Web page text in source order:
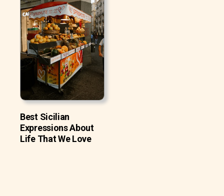
Best Sicilian
Expressions About
Life That We Love